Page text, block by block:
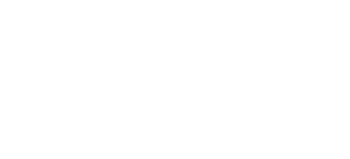
: Le Secret du Omer